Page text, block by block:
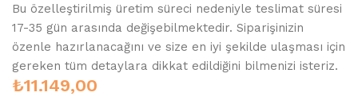
Bu özelleştirilmiş üretim süreci nedeniyle teslimat süresi
17-35 gün arasında değişebilmektedir. Siparişinizin
özenle hazırlanacağını ve size en iyi şekilde ulaşması için
gereken tüm detaylara dikkat edildiğini bilmenizi isteriz.
₺11.149,00